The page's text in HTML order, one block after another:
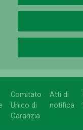
Comitato
Unico di
Garanzia
Atti di
notifica